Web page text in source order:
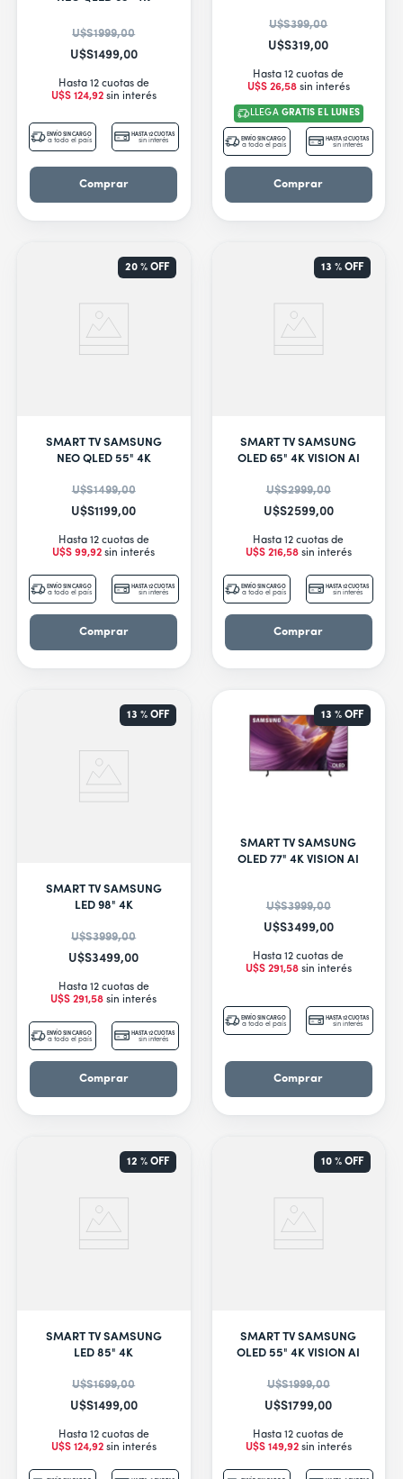
U$S1999,00
U$S1499,00
Hasta 12 cuotas de
U$S 124,92sin interés
ENVÍO SIN CARGO
a todo el país
HASTA 12 CUOTAS
sin interés
Comprar
U$S399,00
U$S319,00
Hasta 12 cuotas de
U$S 26,58sin interés
LLEGA GRATIS EL LUNES
ENVÍO SIN CARGO
a todo el país
HASTA 12 CUOTAS
sin interés
Comprar
SMART TV SAMSUNG
NEO QLED 55" 4K
U$S1499,00
U$S1199,00
Hasta 12 cuotas de
U$S 99,92 sin interés
20 %OFF
ENVÍO SIN CARGO
a todo el país
HASTA 12 CUOTAS
sin interés
Comprar
SMART TV SAMSUNG
OLED 65" 4K VISION AI
U$S2999,00
U$S2599,00
Hasta 12 cuotas de
U$S 216,58sin interés
13 % OFF
ENVÍO SIN CARGO
a todo el país
HASTA 12 CUOTAS
sin interés
Comprar
SMART TV SAMSUNG
LED 98" 4K
U$S3999,00
U$S3499,00
Hasta 12 cuotas de
U$S 291,58 sin interés
13 %OFF
ENVÍO SIN CARGO
a todo el país
HASTA 12 CUOTAS
sin interés
Comprar
SMART TV SAMSUNG
OLED 77" 4K VISION AI
U$S3999,00
U$S3499,00
Hasta 12 cuotas de
U$S 291,58sin interés
13 % OFF
ENVÍO SIN CARGO
a todo el país
HASTA 12 CUOTAS
sin interés
Comprar
SMART TV SAMSUNG
LED 85" 4K
U$S1699,00
U$S1499,00
Hasta 12 cuotas de
U$S 124,92sin interés
12 %OFF
SMART TV SAMSUNG
OLED 55" 4K VISION AI
U$S1999,00
U$S1799,00
Hasta 12 cuotas de
U$S 149,92sin interés
10 % OFF